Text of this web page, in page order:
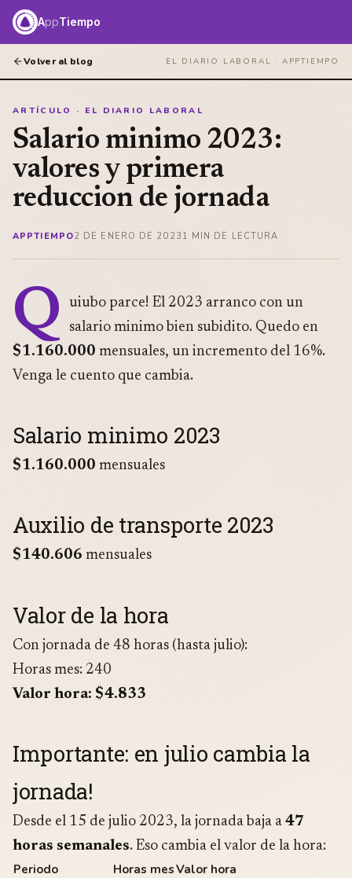
AppTiempo
Volver al blog EL DIARIO LABORAL · APPTIEMPO
ARTÍCULO · EL DIARIO LABORAL
Salario minimo 2023:
valores y primera
reduccion de jornada
APPTIEMPO2 DE ENERO DE 2023 1 MIN DE LECTURA
Q
uiubo parce! El 2023 arranco con un
salario minimo bien subidito. Quedo en
$1.160.000 mensuales, un incremento del 16%.
Venga le cuento que cambia.
Salario minimo 2023
$1.160.000 mensuales
Auxilio de transporte 2023
$140.606 mensuales
Valor de la hora
Con jornada de 48 horas (hasta julio):
Horas mes: 240
Valor hora: $4.833
Importante: en julio cambia la
jornada!
Desde el 15 de julio 2023, la jornada baja a 47
horas semanales. Eso cambia el valor de la hora:
Periodo Horas mesValor hora